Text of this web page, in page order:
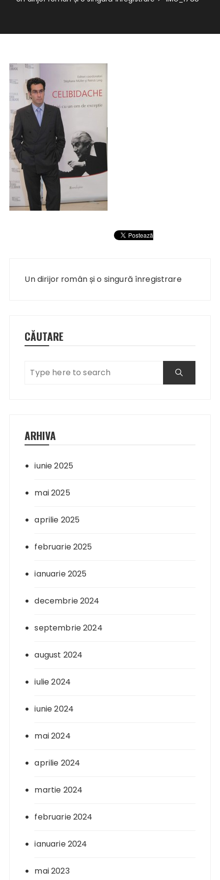
Un dirijor român și o singură înregistrare
CĂUTARE
ARHIVA
iunie 2025
mai 2025
aprilie 2025
februarie 2025
ianuarie 2025
decembrie 2024
septembrie 2024
august 2024
iulie 2024
iunie 2024
mai 2024
aprilie 2024
martie 2024
februarie 2024
ianuarie 2024
mai 2023